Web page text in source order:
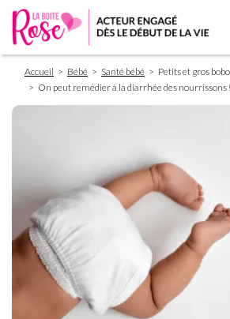
principal
Fil
d'Ariane
Accueil Bébé Santé bébé
Petits et gros
On peut remédier à la diarrhée des nourrissons !